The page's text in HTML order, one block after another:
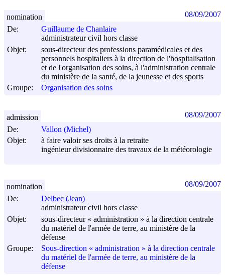
De:
Guillaume de Chanlaire
administrateur civil hors classe
Objet:
sous-directeur des professions paramédicales et des
personnels hospitaliers à la direction de l'hospitalisation
et de l'organisation des soins, à l'administration centrale
du ministère de la santé, de la jeunesse et des sports
Groupe:
Organisation des soins
nomination 08/09/2007
De:
Vallon (Michel)
Objet:
à faire valoir ses droits à la retraite
ingénieur divisionnaire des travaux de la météorologie
admission 08/09/2007
De:
Delbec (Jean)
administrateur civil hors classe
Objet:
sous-directeur « administration » à la direction centrale
du matériel de l'armée de terre, au ministère de la
défense
Groupe:
Sous-direction « administration » à la direction centrale
du matériel de l'armée de terre, au ministère de la
défense
nomination 08/09/2007